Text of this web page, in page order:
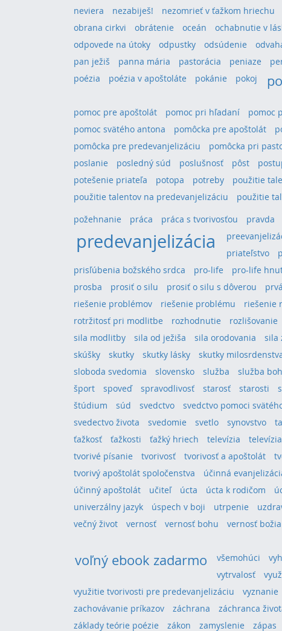
neviera
nezabiješ! nezomrieť v ťažkom hriechu
obrana cirkvi
obrátenie oceán ochabnutie v
odpovede na útoky
odpustky odsúdenie
pan ježiš
panna mária pastorácia peniaze
poézia
poézia v apoštoláte pokánie pokoj
pomoc pre apoštolát
pomoc pri hľadaní pomoc
pomoc svätého antona
pomôcka pre apoštolát
pomôcka pre predevanjelizáciu
pomôcka pri
poslanie
posledný súd poslušnosť pôst
potešenie priateľa
potopa potreby použitie
použitie talentov na predevanjelizáciu
použitie
požehnanie práca práca s tvorivosťou pravda
predevanjelizácia
priateľstvo
prisľúbenia božského srdca
pro-life pro-life
prosba
prosiť o silu prosiť o silu s dôverou
riešenie problémov
riešenie problému riešenie
rotržitosť pri modlitbe
rozhodnutie rozlišovanie
sila modlitby
sila od ježiša sila orodovania sila
skúšky
skutky skutky lásky skutky
sloboda svedomia
slovensko služba služba
šport
spoveď spravodlivosť starosť starosti
štúdium
súd svedctvo svedctvo pomoci
svedectvo života
svedomie svetlo synovstvo
ťažkosť
ťažkosti ťažký hriech televízia
tvorivé písanie
tvorivosť tvorivosť a apoštolát
tvorivý apoštolát spoločenstva
účinná
účinný apoštolát
učiteľ úcta úcta k rodičom
univerzálny jazyk
úspech v boji utrpenie
večný život
vernosť vernosť bohu vernosť božia
voľný ebook zadarmo všemohúci
vytrvalosť
využitie tvorivosti pre predevanjelizáciu
vyznanie
zachovávanie príkazov
záchrana záchranca
základy teórie poézie
zákon zamyslenie zápas